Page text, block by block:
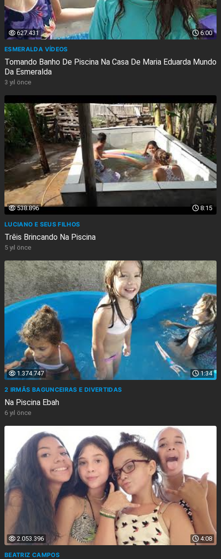
6:00
627.431
ESMERALDA VÍDEOS
Tomando Banho De Piscina Na Casa De Maria Eduarda Mundo
Da Esmeralda
3 yıl önce
8:15
538.896
LUCIANO E SEUS FILHOS
Trêis Brincando Na Piscina
5 yıl önce
1:34
1.374.747
2 IRMÃS BAGUNCEIRAS E DIVERTIDAS
Na Piscina Ebah
6 yıl önce
4:08
2.053.396
BEATRIZ CAMPOS